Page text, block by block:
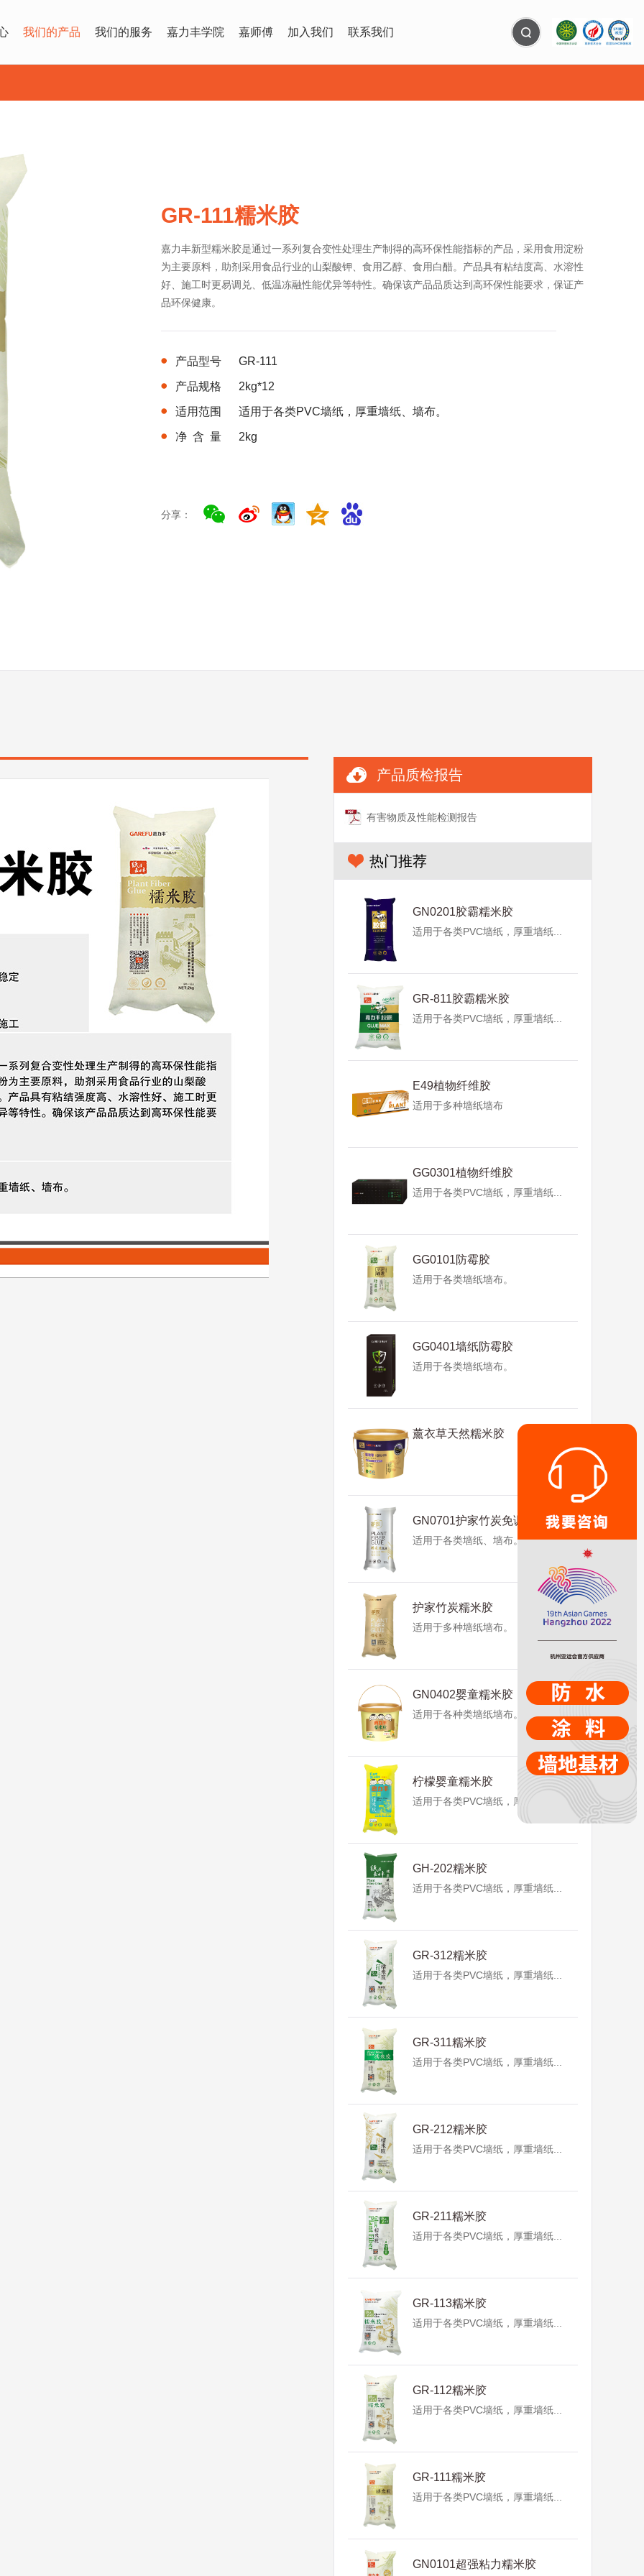
我们的产品 我们的服务 嘉力丰学院 嘉师傅 加入我们 联系我们
GR-111糯米胶
嘉力丰新型糯米胶是通过一系列复合变性处理生产制得的高环保性能指标的产品，采用食用淀粉
为主要原料，助剂采用食品行业的山梨酸钾、食用乙醇、食用白醋。产品具有粘结度高、水溶性
好、施工时更易调兑、低温冻融性能优异等特性。确保该产品品质达到高环保性能要求，保证产
品环保健康。
产品型号 GR-111
产品规格 2kg*12
适用范围 适用于各类PVC墙纸，厚重墙纸、墙布。
净 含 量 2kg
分享：
产品质检报告
有害物质及性能检测报告
热门推荐
GN0201胶霸糯米胶
适用于各类PVC墙纸，厚重墙纸...
GR-811胶霸糯米胶
适用于各类PVC墙纸，厚重墙纸...
E49植物纤维胶
适用于多种墙纸墙布
GG0301植物纤维胶
适用于各类PVC墙纸，厚重墙纸...
GG0101防霉胶
适用于各类墙纸墙布。
GG0401墙纸防霉胶
适用于各类墙纸墙布。
薰衣草天然糯米胶
GN0701护家竹炭免调糯米胶
适用于各类墙纸、墙布。
护家竹炭糯米胶
适用于多种墙纸墙布。
GN0402婴童糯米胶
适用于各种类墙纸墙布。
柠檬婴童糯米胶
适用于各类PVC墙纸，厚重墙纸...
GH-202糯米胶
适用于各类PVC墙纸，厚重墙纸...
GR-312糯米胶
适用于各类PVC墙纸，厚重墙纸...
GR-311糯米胶
适用于各类PVC墙纸，厚重墙纸...
GR-212糯米胶
适用于各类PVC墙纸，厚重墙纸...
GR-211糯米胶
适用于各类PVC墙纸，厚重墙纸...
GR-113糯米胶
适用于各类PVC墙纸，厚重墙纸...
GR-112糯米胶
适用于各类PVC墙纸，厚重墙纸...
GR-111糯米胶
适用于各类PVC墙纸，厚重墙纸...
GN0101超强粘力糯米胶